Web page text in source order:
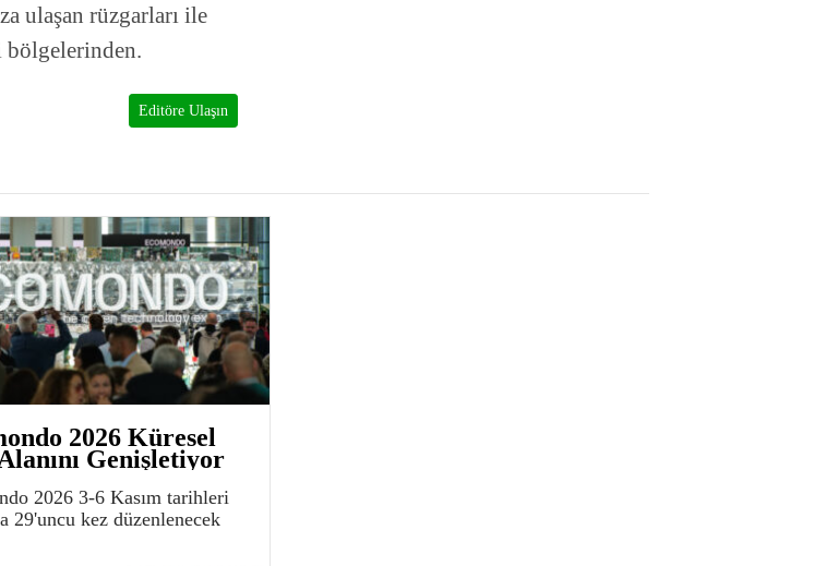
ulaşan rüzgarları ile
bölgelerinden.
Editöre Ulaşın
2026 Küresel
Genişletiyor
2026 3-6 Kasım tarihleri
29'uncu kez düzenlenecek